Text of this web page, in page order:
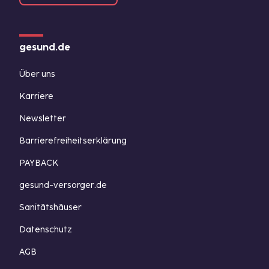
gesund.de
Über uns
Karriere
Newsletter
Barrierefreiheitserklärung
PAYBACK
gesund-versorger.de
Sanitätshäuser
Datenschutz
AGB